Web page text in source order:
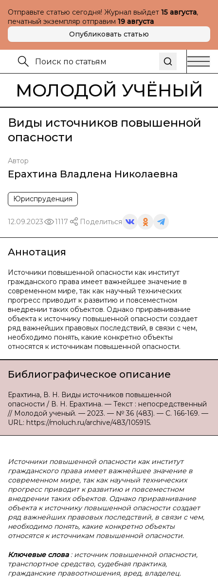
Отправьте статью сегодня! Журнал выйдет 15 августа,
печатный экземпляр отправим 19 августа
Опубликовать статью
МОЛОДОЙ УЧЁНЫЙ
Виды источников повышенной
опасности
Автор
Ерахтина Владлена Николаевна
Юриспруденция
12.09.2023 1117 Поделиться
Аннотация
Источники повышенной опасности как институт
гражданского права имеет важнейшее значение в
современном мире, так как научный технических
прогресс приводит к развитию и повсеместном
внедрении таких объектов. Однако приравнивание
объекта к источнику повышенной опасности создает
ряд важнейших правовых последствий, в связи с чем,
необходимо понять, какие конкретно объекты
относятся к источникам повышенной опасности.
Библиографическое описание
Ерахтина, В. Н. Виды источников повышенной
опасности / В. Н. Ерахтина. — Текст : непосредственный
// Молодой ученый. — 2023. — № 36 (483). — С. 166-169. —
URL: https://moluch.ru/archive/483/105915.
Источники повышенной опасности как институт
гражданского права имеет важнейшее значение в
современном мире, так как научный технических
прогресс приводит к развитию и повсеместном
внедрении таких объектов. Однако приравнивание
объекта к источнику повышенной опасности создает
ряд важнейших правовых последствий, в связи с чем,
необходимо понять, какие конкретно объекты
относятся к источникам повышенной опасности.
Ключевые слова : источник повышенной опасности,
транспортное средство, судебная практика,
гражданские правоотношения, вред, владелец.